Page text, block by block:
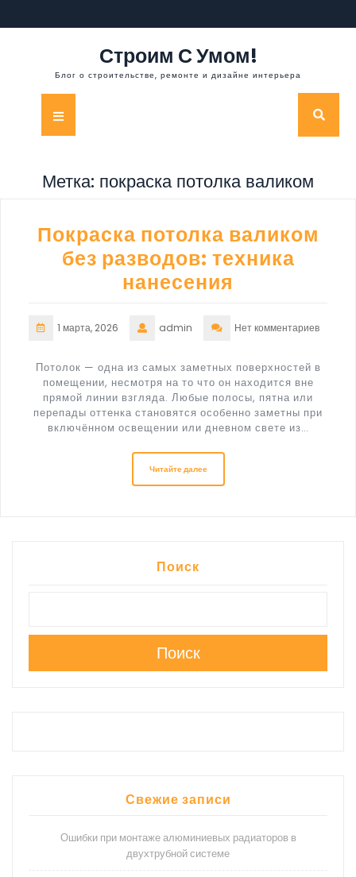
к
Строим С Умом!
Блог о строительстве, ремонте и дизайне интерьера
Кнопка
Метка: покраска потолка валиком
Покраска потолка валиком
без разводов: техника
нанесения
1 марта, 2026 admin Нет комментариев
Потолок — одна из самых заметных поверхностей в
помещении, несмотря на то что он находится вне
прямой линии взгляда. Любые полосы, пятна или
перепады оттенка становятся особенно заметны при
включённом освещении или дневном свете из…
Читайте далее
Поиск
Поиск
Свежие записи
Ошибки при монтаже алюминиевых радиаторов в
двухтрубной системе